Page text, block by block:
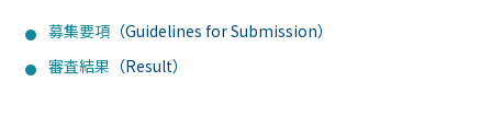
募集要項 （Guidelines for Submission）
審査結果 （Result）